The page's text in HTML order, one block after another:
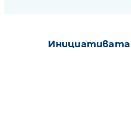
Инициативата